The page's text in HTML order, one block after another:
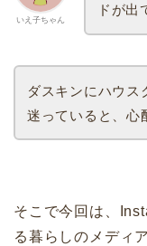
いえ子ちゃん
ドが出
ダスキンにハウス
迷っていると、心
そこで今回は、
る暮らしのメディ